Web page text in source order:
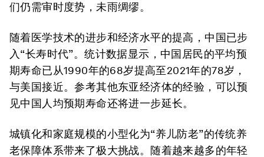
们仍需审时度势，未雨绸缪。
随着医学技术的进步和经济水平的提高，中国已步
入“长寿时代”。统计数据显示，中国居民的平均预
期寿命已从1990年的68岁提高至2021年的78岁，
与美国接近。参考其他东亚经济体的经验，可以预
见中国人均预期寿命还将进一步延长。
城镇化和家庭规模的小型化为“养儿防老”的传统养
老保障体系带来了极大挑战。随着越来越多的年轻